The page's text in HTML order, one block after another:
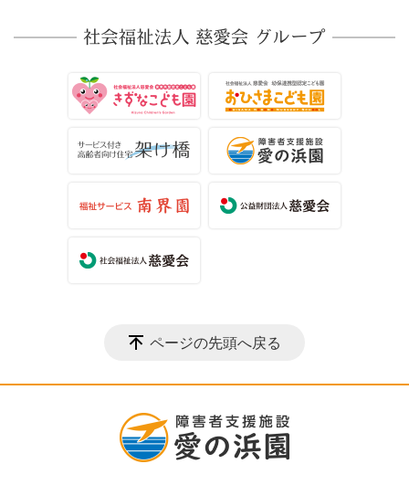
ページの先頭へ戻る